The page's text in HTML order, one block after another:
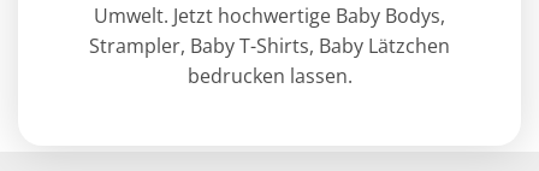
Umwelt. Jetzt hochwertige Baby Bodys,
Strampler, Baby T-Shirts, Baby Lätzchen
bedrucken lassen.